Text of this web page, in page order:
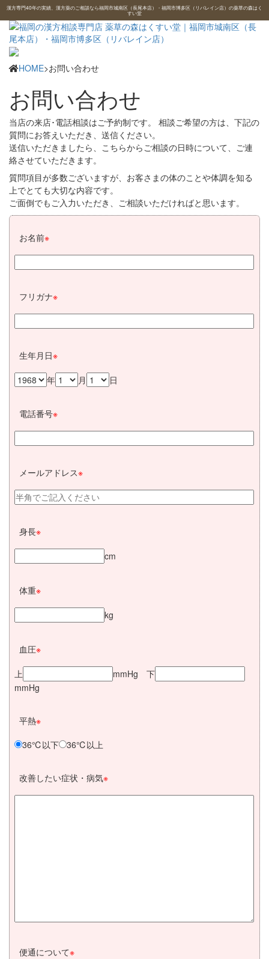
漢方専門40年の実績、漢方薬のご相談なら福岡市城南区（長尾本店）・福岡市博多区（リバレイン店）の薬草の森はく
すい堂
HOME>お問い合わせ
お問い合わせ
当店の来店･電話相談はご予約制です。 相談ご希望の方は、下記の
質問にお答えいただき、送信ください。
送信いただきましたら、こちらからご相談の日時について、ご連
絡させていただきます。
質問項目が多数ございますが、お客さまの体のことや体調を知る
上でとても大切な内容です。
ご面倒でもご入力いただき、ご相談いただければと思います。
お名前※
フリガナ※
生年月日※
年 月 日
電話番号※
メールアドレス※
身長※
cm
体重※
kg
血圧※
上
mmHg 下
mmHg
平熱※
36℃以下 36℃以上
改善したい症状・病気※
便通について※